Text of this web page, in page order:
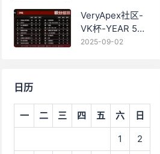
如图:
VeryApex社区-
VK杯-YEAR 5
PRO训练赛
2025-09-02
日历
一 二 三 四 五 六 日
1 2